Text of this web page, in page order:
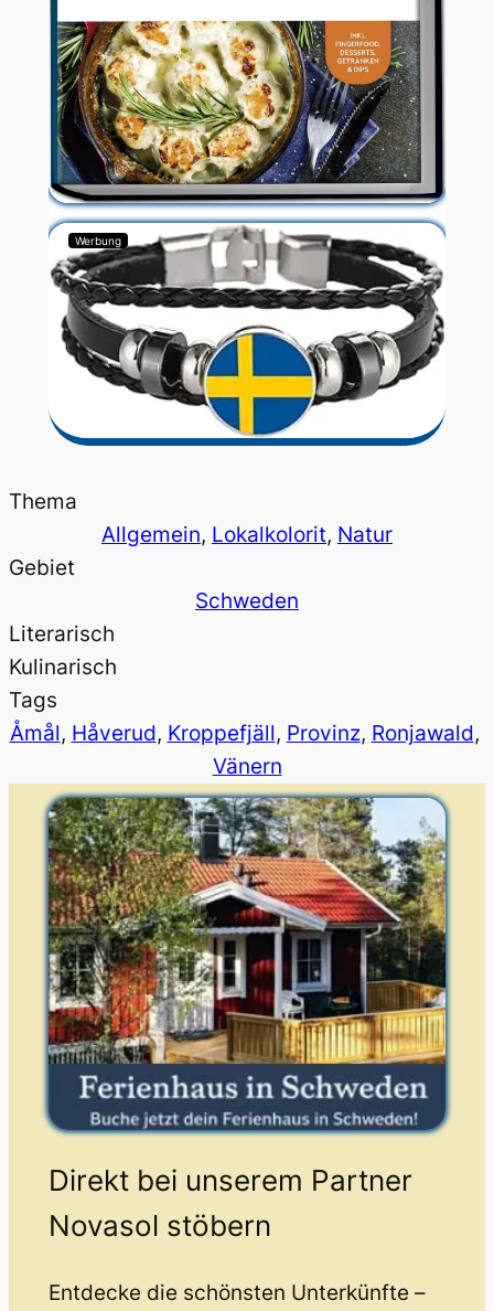
Werbung
Thema
Allgemein, Lokalkolorit, Natur
Gebiet
Schweden
Literarisch
Kulinarisch
Tags
Åmål, Håverud, Kroppefjäll, Provinz, Ronjawald
Vänern
Direkt bei unserem Partner
Novasol stöbern
Entdecke die schönsten Unterkünfte –